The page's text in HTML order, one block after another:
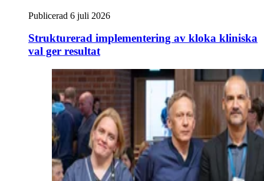
Publicerad 6 juli 2026
Strukturerad implementering av kloka kliniska
val ger resultat